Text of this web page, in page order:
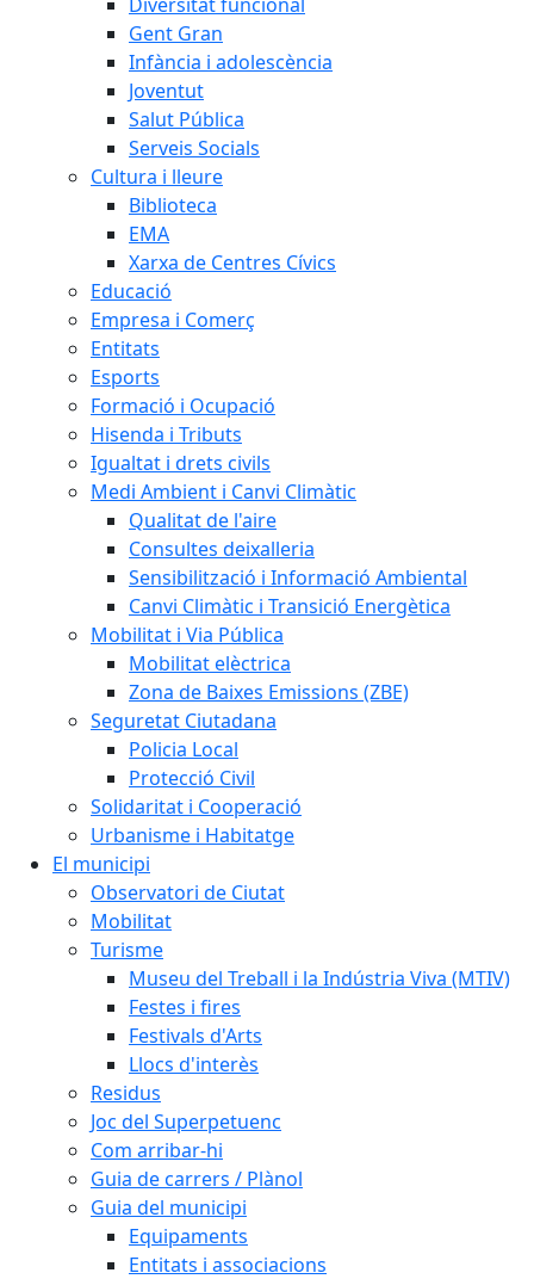
Gent Gran
Infància i adolescència
Joventut
Salut Pública
Serveis Socials
Cultura i lleure
Biblioteca
EMA
Xarxa de Centres Cívics
Educació
Empresa i Comerç
Entitats
Esports
Formació i Ocupació
Hisenda i Tributs
Igualtat i drets civils
Medi Ambient i Canvi Climàtic
Qualitat de l'aire
Consultes deixalleria
Sensibilització i Informació Ambiental
Canvi Climàtic i Transició Energètica
Mobilitat i Via Pública
Mobilitat elèctrica
Zona de Baixes Emissions (ZBE)
Seguretat Ciutadana
Policia Local
Protecció Civil
Solidaritat i Cooperació
Urbanisme i Habitatge
El municipi
Observatori de Ciutat
Mobilitat
Turisme
Museu del Treball i la Indústria Viva (MTIV)
Festes i fires
Festivals d'Arts
Llocs d'interès
Residus
Joc del Superpetuenc
Com arribar-hi
Guia de carrers / Plànol
Guia del municipi
Equipaments
Entitats i associacions